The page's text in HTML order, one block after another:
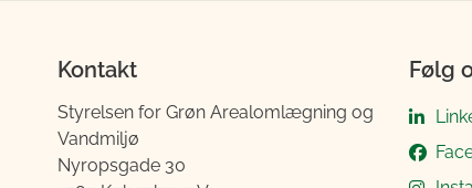
Kontakt
Styrelsen for Grøn Arealomlægning og
Vandmiljø
Nyropsgade 30
Følg